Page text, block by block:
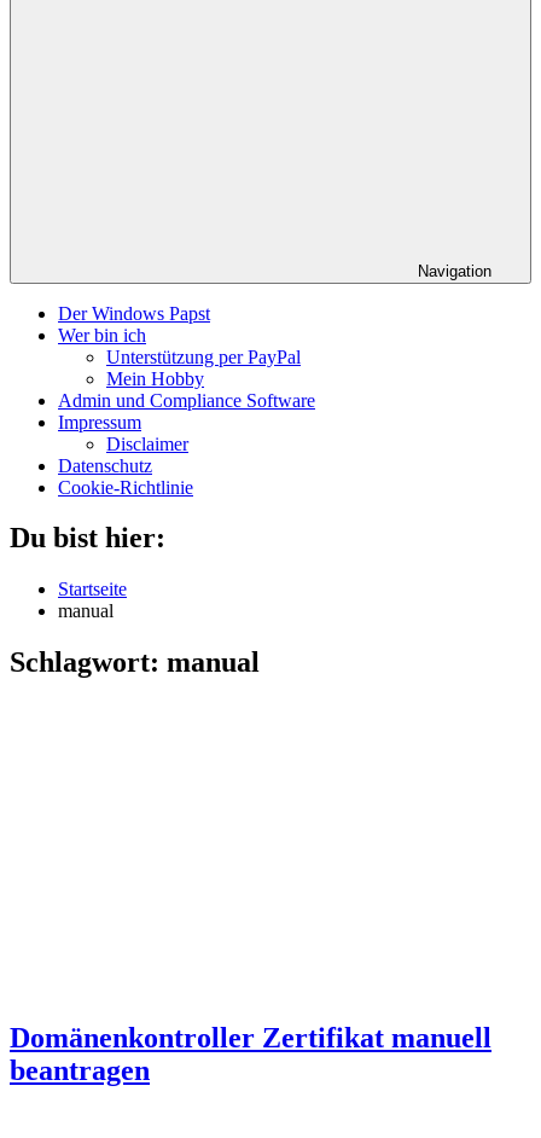
Navigation
Der Windows Papst
Wer bin ich
Unterstützung per PayPal
Mein Hobby
Admin und Compliance Software
Impressum
Disclaimer
Datenschutz
Cookie-Richtlinie
Du bist hier:
Startseite
manual
Schlagwort: manual
Domänenkontroller Zertifikat manuell
beantragen